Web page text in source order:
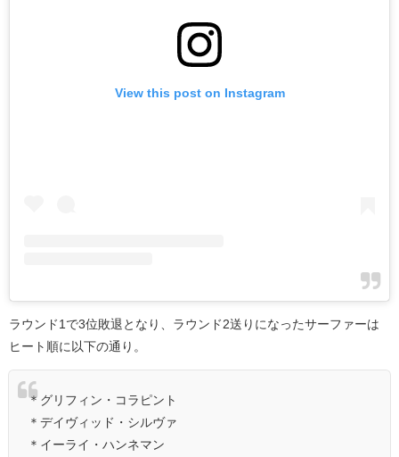
View this post on Instagram
ラウンド1で3位敗退となり、ラウンド2送りになったサーファーは
ヒート順に以下の通り。
＊グリフィン・コラピント
＊デイヴィッド・シルヴァ
＊イーライ・ハンネマン